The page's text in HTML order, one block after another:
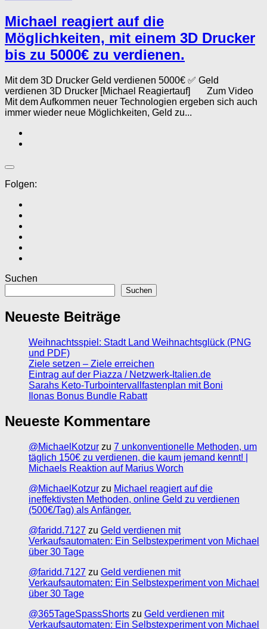
Michael reagiert auf die
Möglichkeiten, mit einem 3D Drucker
bis zu 5000€ zu verdienen.
Mit dem 3D Drucker Geld verdienen 5000€ ✅ Geld
verdienen 3D Drucker [Michael Reagiertauf] Zum Video
Mit dem Aufkommen neuer Technologien ergeben sich auch
immer wieder neue Möglichkeiten, Geld zu...
Folgen:
Suchen
Suchen
Neueste Beiträge
Weihnachtsspiel: Stadt Land Weihnachtsglück (PNG
und PDF)
Ziele setzen – Ziele erreichen
Eintrag auf der Piazza / Netzwerk-Italien.de
Sarahs Keto-Turbointervallfastenplan mit Boni
Ilonas Bonus Bundle Rabatt
Neueste Kommentare
@MichaelKotzur zu 7 unkonventionelle Methoden, um
täglich 150€ zu verdienen, die kaum jemand kennt! |
Michaels Reaktion auf Marius Worch
@MichaelKotzur zu Michael reagiert auf die
ineffektivsten Methoden, online Geld zu verdienen
(500€/Tag) als Anfänger.
@faridd.7127 zu Geld verdienen mit
Verkaufsautomaten: Ein Selbstexperiment von Michael
über 30 Tage
@faridd.7127 zu Geld verdienen mit
Verkaufsautomaten: Ein Selbstexperiment von Michael
über 30 Tage
@365TageSpassShorts zu Geld verdienen mit
Verkaufsautomaten: Ein Selbstexperiment von Michael